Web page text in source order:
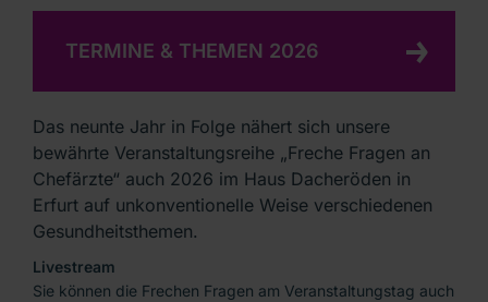
Freche Fragen an Chefärzte 2021
Freche Fragen an Chefärzte 2020
Freche Fragen an Azubis
Filme
Ansprechpartnerin
TERMINE & THEMEN 2026
Das neunte Jahr in Folge nähert sich unsere
bewährte Veranstaltungsreihe „Freche Fragen an
Chefärzte“ auch 2026 im Haus Dacheröden in
Erfurt auf unkonventionelle Weise verschiedenen
Gesundheitsthemen.
Livestream
Sie können die Frechen Fragen am Veranstaltungstag auch